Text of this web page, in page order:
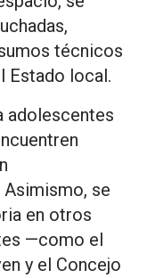
técnicos
Estado local.
adolescentes
se
en otros
—como el
y el Concejo